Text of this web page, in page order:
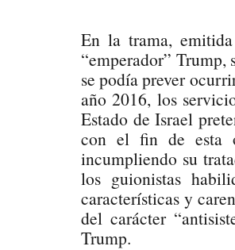
En la trama,
“emperador”
se podía prever
año 2016, los
Estado de Israel
con el fin de esta
incumpliendo su
los guionistas
características y
del carácter
Trump.